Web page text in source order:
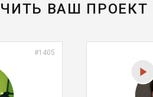
ВАШ ПРОЕКТ
#1405